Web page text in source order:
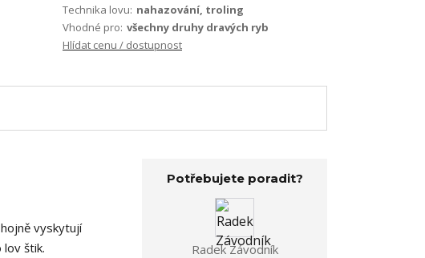
Technika lovu: nahazování, troling
Vhodné pro: všechny druhy dravých ryb
Hlídat cenu / dostupnost
vyskytují
štik.
Potřebujete poradit?
Radek Závodník